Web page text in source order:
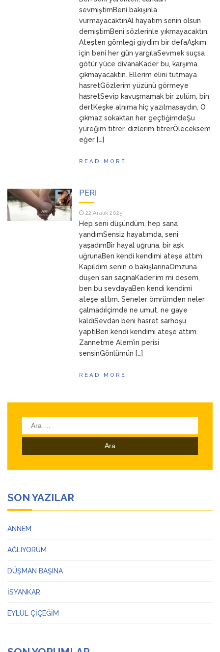
ANNEMsevmiştimBeni bakışınla
vurmayacaktınAl hayatım senin olsun
demiştimBeni sözlerinle yıkmayacaktın.
Ateşten gömleği giydim bir defaAşkım
için beni her gün yargılaSevmek suçsa
götür yüce divanaKader bu, karşıma
çıkmayacaktın. Ellerim elini tutmaya
hasretGözlerim yüzünü görmeye
hasretSevip kavuşmamak bir zulüm, bin
dertKeşke alnıma hiç yazılmasaydın. O
çıkmaz sokaktan her geçtiğimdeŞu
yüreğim titrer, dizlerim titrerÖleceksem
eğer […]
READ MORE
PERİ
22 Aralık 2025
Hep seni düşündüm, hep sana
yandımSensiz hayatımda, seni
yaşadımBir hayal uğruna, bir aşk
uğrunaBen kendi kendimi ateşe attım.
Kapıldım senin o bakışlarınaOmzuna
düşen sarı saçınaKader’im mi desem,
ben bu sevdayaBen kendi kendimi
ateşe attım. Seneler ömrümden neler
çalmadıİçimde ne umut, ne gaye
kaldıSevdan beni hasret sarhoşu
yaptıBen kendi kendimi ateşe attım.
Zannetme Alem’in perisi
sensinGönlümün […]
READ MORE
Arama:
SON YAZILAR
ANNEM
AĞLIYORUM
DÜŞMAN BAŞINA
İSYANKAR
EYLÜL ÇİÇEĞİM